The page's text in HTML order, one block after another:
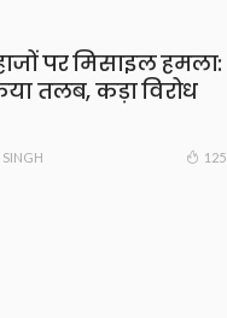
पर मिसाइल हमला:
तलब, कड़ा विरोध
SINGH 125